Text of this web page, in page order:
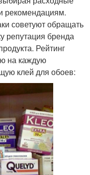
рекомендациям.
советуют обращать
репутация бренда
Рейтинг
на каждую
клей для обоев: